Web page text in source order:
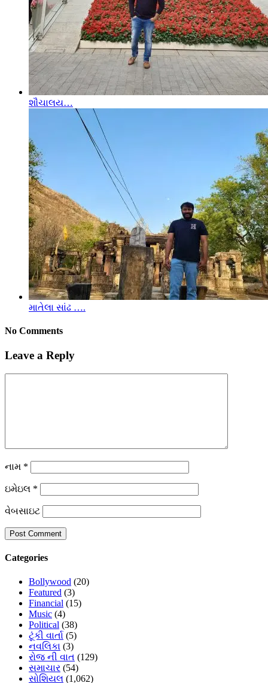
શૌચાલય…
માતેલા સાંઢ ….
No Comments
Leave a Reply
નામ *
ઇમેઇલ *
વેબસાઇટ
Categories
Bollywood (20)
Featured (3)
Financial (15)
Music (4)
Political (38)
ટૂંકી વાર્તા (5)
નવલિકા (3)
રોજ ની વાત (129)
સમાચાર (54)
સોશિયલ (1,062)